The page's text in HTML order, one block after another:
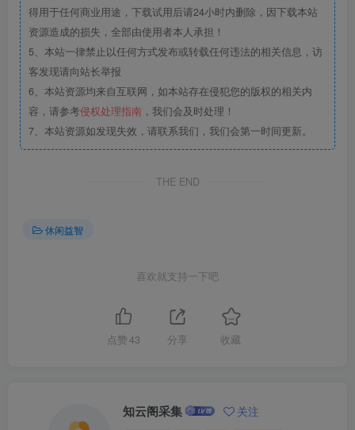
得用于任何商业用途，下载试用后请24小时内删除，因下载本站
资源造成的损失，全部由使用者本人承担！
5、本站一律禁止以任何方式发布或转载任何违法的相关信息，访
客发现请向站长举报
6、本站资源均来自互联网，如本站存在侵犯您的版权的相关内
容，请参考侵权处理指南 ，我们会及时处理！
7、本站资源如发现失效，请联系我们，我们会第一时间更新。
THE END
休闲益智
喜欢就支持一下吧
点赞 43 分享 收藏
知云阁采集 关注